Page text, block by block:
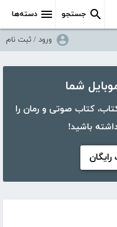
دسته‌ها جستجو
ورود / ثبت نام
اپلیکیشن کتابراه، بیش از ۵۰،۰۰۰ کتاب، کتاب صوتی و رمان را
باشید!